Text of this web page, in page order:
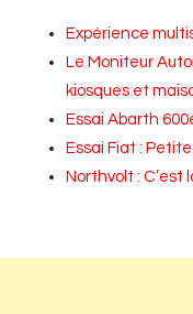
Expérience
Le Moniteur
kiosques et
Essai Abarth
Essai Fiat :
Northvolt : C’est